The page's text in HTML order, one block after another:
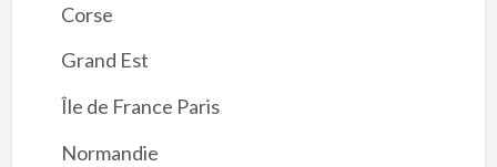
Corse
Grand Est
Île de France Paris
Normandie